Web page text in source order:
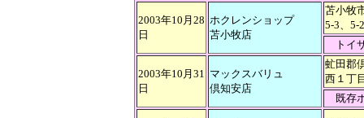
2003年10月28
日
ホクレンショップ
苫小牧店
苫小牧
5-3、5-
トイ
2003年10月31
日
マックスバリュ
倶知安店
虻田郡
西１丁
既存